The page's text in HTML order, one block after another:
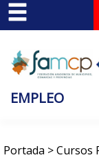
EMPLEO
Portada >Cursos